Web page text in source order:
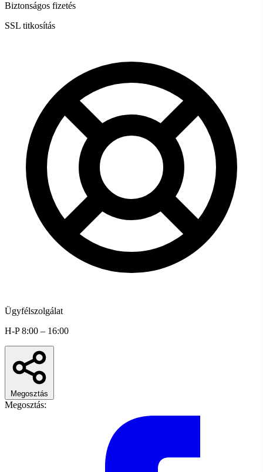
Biztonságos fizetés
SSL titkosítás
Ügyfélszolgálat
H-P 8:00 – 16:00
Megosztás
Megosztás: